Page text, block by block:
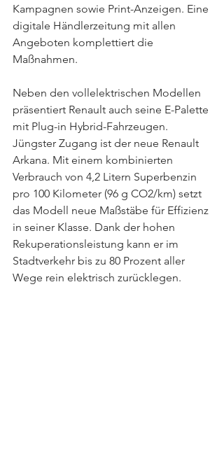
Kampagnen sowie Print-Anzeigen. Eine
digitale Händlerzeitung mit allen
Angeboten komplettiert die
Maßnahmen.
Neben den vollelektrischen Modellen
präsentiert Renault auch seine E-Palette
mit Plug-in Hybrid-Fahrzeugen.
Jüngster Zugang ist der neue Renault
Arkana. Mit einem kombinierten
Verbrauch von 4,2 Litern Superbenzin
pro 100 Kilometer (96 g CO2/km) setzt
das Modell neue Maßstäbe für Effizienz
in seiner Klasse. Dank der hohen
Rekuperationsleistung kann er im
Stadtverkehr bis zu 80 Prozent aller
Wege rein elektrisch zurücklegen.